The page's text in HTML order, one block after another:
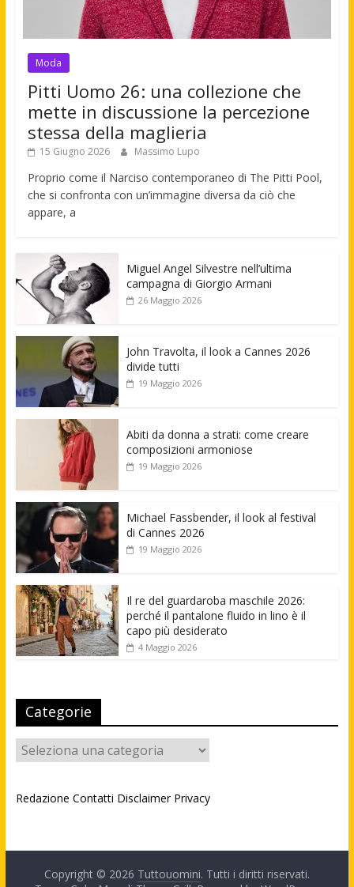
Moda
Pitti Uomo 26: una collezione che
mette in discussione la percezione
stessa della maglieria
15 Giugno 2026 Massimo Lupo
Proprio come il Narciso contemporaneo di The Pitti Pool,
che si confronta con un’immagine diversa da ciò che
appare, a
Miguel Angel Silvestre nell’ultima
campagna di Giorgio Armani
26 Maggio 2026
John Travolta, il look a Cannes 2026
divide tutti
19 Maggio 2026
Abiti da donna a strati: come creare
composizioni armoniose
19 Maggio 2026
Michael Fassbender, il look al festival
di Cannes 2026
19 Maggio 2026
Il re del guardaroba maschile 2026:
perché il pantalone fluido in lino è il
capo più desiderato
4 Maggio 2026
Categorie
Categorie
Redazione Contatti Disclaimer Privacy
Copyright © 2026 Tuttouomini. Tutti i diritti riservati.